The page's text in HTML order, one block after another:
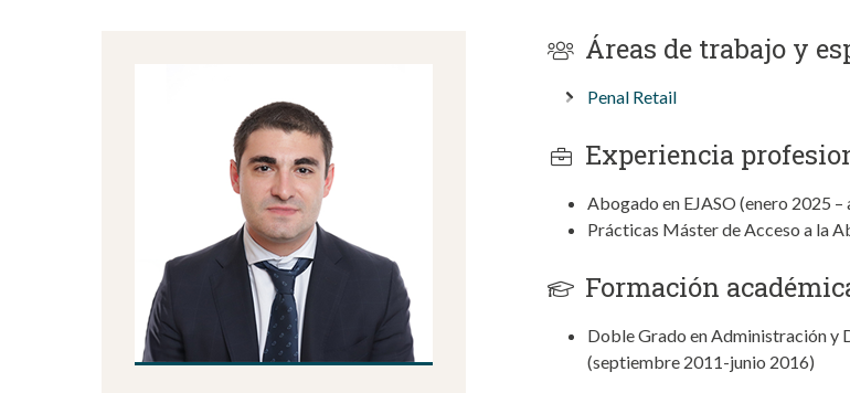
Áreas de trabajo y
Penal Retail
Experiencia
Abogado en EJASO (enero 2025 –
Prácticas Máster de Acceso a la
Formación
Doble Grado en Administración y
(septiembre 2011-junio 2016)